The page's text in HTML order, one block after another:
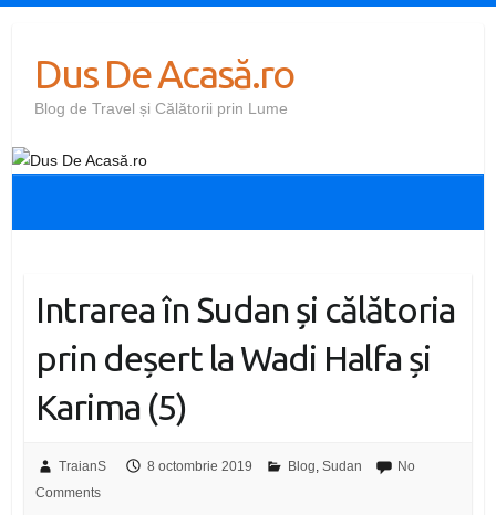
Dus De Acasă.ro
Blog de Travel și Călătorii prin Lume
Intrarea în Sudan și călătoria
prin deșert la Wadi Halfa și
Karima (5)
TraianS 8 octombrie 2019 Blog, Sudan
No
Comments